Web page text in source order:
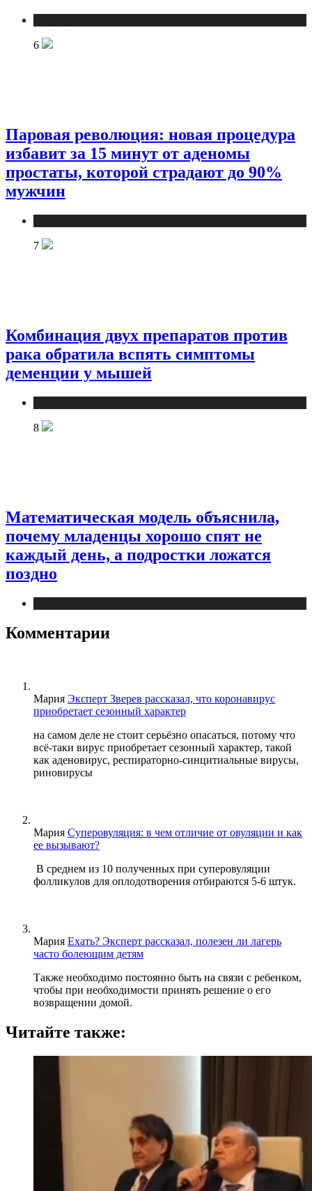
6
Паровая революция: новая процедура
избавит за 15 минут от аденомы
простаты, которой страдают до 90%
мужчин
7
Комбинация двух препаратов против
рака обратила вспять симптомы
деменции у мышей
8
Математическая модель объяснила,
почему младенцы хорошо спят не
каждый день, а подростки ложатся
поздно
Комментарии
Мария Эксперт Зверев рассказал, что коронавирус
приобретает сезонный характер
на самом деле не стоит серьёзно опасаться, потому что
всё-таки вирус приобретает сезонный характер, такой
как аденовирус, респираторно-синцитиальные вирусы,
риновирусы
Мария Суперовуляция: в чем отличие от овуляции и как
ее вызывают?
В среднем из 10 полученных при суперовуляции
фолликулов для оплодотворения отбираются 5-6 штук.
Мария Ехать? Эксперт рассказал, полезен ли лагерь
часто болеющим детям
Также необходимо постоянно быть на связи с ребенком,
чтобы при необходимости принять решение о его
возвращении домой.
Читайте также: